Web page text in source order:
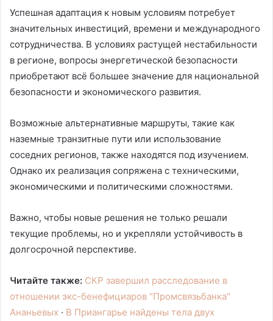
Успешная адаптация к новым условиям потребует
значительных инвестиций, времени и международного
сотрудничества. В условиях растущей нестабильности
в регионе, вопросы энергетической безопасности
приобретают всё большее значение для национальной
безопасности и экономического развития.
Возможные альтернативные маршруты, такие как
наземные транзитные пути или использование
соседних регионов, также находятся под изучением.
Однако их реализация сопряжена с техническими,
экономическими и политическими сложностями.
Важно, чтобы новые решения не только решали
текущие проблемы, но и укрепляли устойчивость в
долгосрочной перспективе.
Читайте также: СКР завершил расследование в
отношении экс-бенефициаров "Промсвязьбанка"
Ананьевых · В Приангарье найдены тела двух